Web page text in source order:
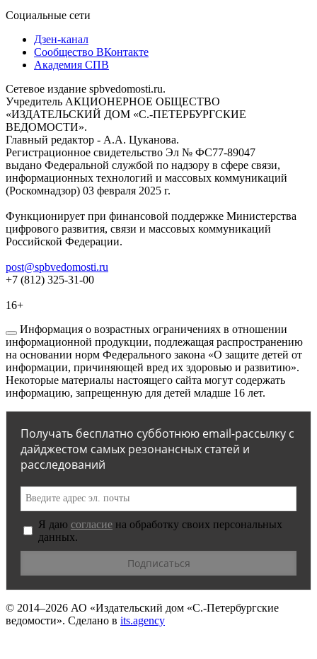
Социальные сети
Дзен-канал
Сообщество ВКонтакте
Академия СПВ
Сетевое издание spbvedomosti.ru.
Учредитель АКЦИОНЕРНОЕ ОБЩЕСТВО
«ИЗДАТЕЛЬСКИЙ ДОМ «С.-ПЕТЕРБУРГСКИЕ
ВЕДОМОСТИ».
Главный редактор - А.А. Цуканова.
Регистрационное свидетельство Эл № ФС77-89047
выдано Федеральной службой по надзору в сфере связи,
информационных технологий и массовых коммуникаций
(Роскомнадзор) 03 февраля 2025 г.
Функционирует при финансовой поддержке Министерства
цифрового развития, связи и массовых коммуникаций
Российской Федерации.
post@spbvedomosti.ru
+7 (812) 325-31-00
16+
Информация о возрастных ограничениях в отношении
информационной продукции, подлежащая распространению
на основании норм Федерального закона «О защите детей от
информации, причиняющей вред их здоровью и развитию».
Некоторые материалы настоящего сайта могут содержать
информацию, запрещенную для детей младше 16 лет.
Получать бесплатно субботнюю email-рассылку с
дайджестом самых резонансных статей и
расследований
Я даю согласие на обработку своих персональных
данных.
© 2014–2026 АО «Издательский дом «С.-Петербургские
ведомости». Сделано в its.agency